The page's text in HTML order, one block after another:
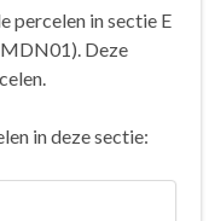
percelen in sectie E
Deze
in deze sectie: